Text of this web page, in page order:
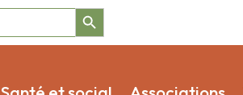
Search Button